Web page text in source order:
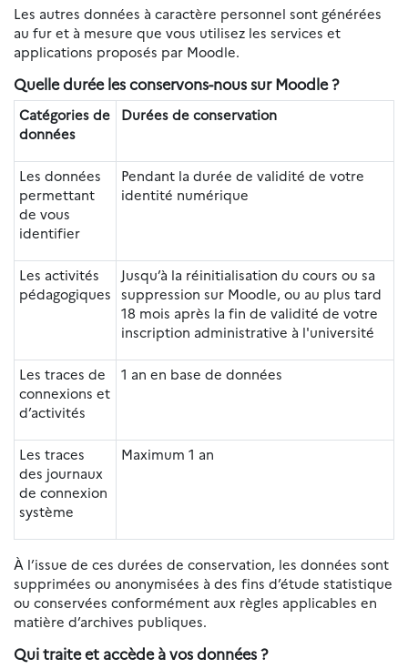
Les autres données à caractère personnel sont générées
au fur et à mesure que vous utilisez les services et
applications proposés par Moodle.
Quelle durée les conservons-nous sur Moodle ?
Catégories de
données
Durées de conservation
Les données
permettant
de vous
identifier
Pendant la durée de validité de votre
identité numérique
Les activités
pédagogiques
Jusqu’à la réinitialisation du cours ou sa
suppression sur Moodle, ou au plus tard
18 mois après la fin de validité de votre
inscription administrative à l'université
Les traces de
connexions et
d’activités
1 an en base de données
Les traces
des journaux
de connexion
système
Maximum 1 an
À l’issue de ces durées de conservation, les données sont
supprimées ou anonymisées à des fins d’étude statistique
ou conservées conformément aux règles applicables en
matière d’archives publiques.
Qui traite et accède à vos données ?